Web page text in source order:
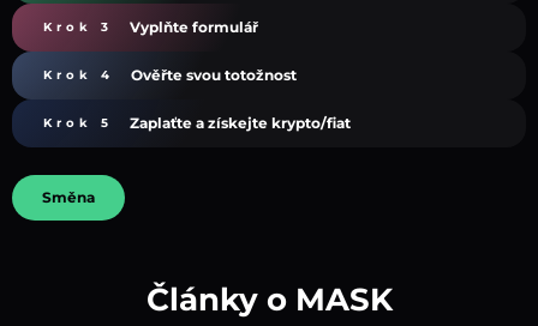
Krok 3 Vyplňte formulář
Krok 4 Ověřte svou totožnost
Krok 5 Zaplaťte a získejte krypto/fiat
Směna
Články o MASK